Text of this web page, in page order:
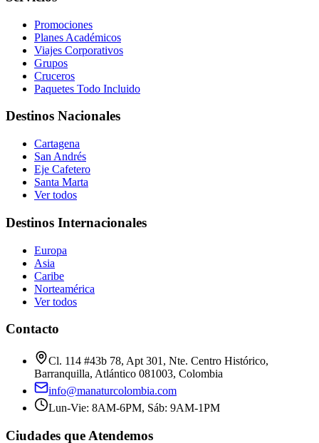
Promociones
Planes Académicos
Viajes Corporativos
Grupos
Cruceros
Paquetes Todo Incluido
Destinos Nacionales
Cartagena
San Andrés
Eje Cafetero
Santa Marta
Ver todos
Destinos Internacionales
Europa
Asia
Caribe
Norteamérica
Ver todos
Contacto
Cl. 114 #43b 78, Apt 301, Nte. Centro Histórico,
Barranquilla, Atlántico 081003, Colombia
info@manaturcolombia.com
Lun-Vie: 8AM-6PM, Sáb: 9AM-1PM
Ciudades que Atendemos